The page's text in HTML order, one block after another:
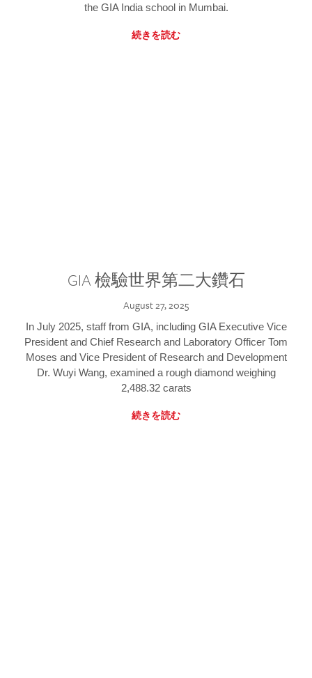
the GIA India school in Mumbai.
続きを読む
GIA 檢驗世界第二大鑽石
August 27, 2025
In July 2025, staff from GIA, including GIA Executive Vice
President and Chief Research and Laboratory Officer Tom
Moses and Vice President of Research and Development
Dr. Wuyi Wang, examined a rough diamond weighing
2,488.32 carats
続きを読む